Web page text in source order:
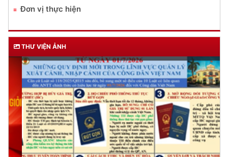
Đơn vị thực hiện
THƯ VIỆN ẢNH